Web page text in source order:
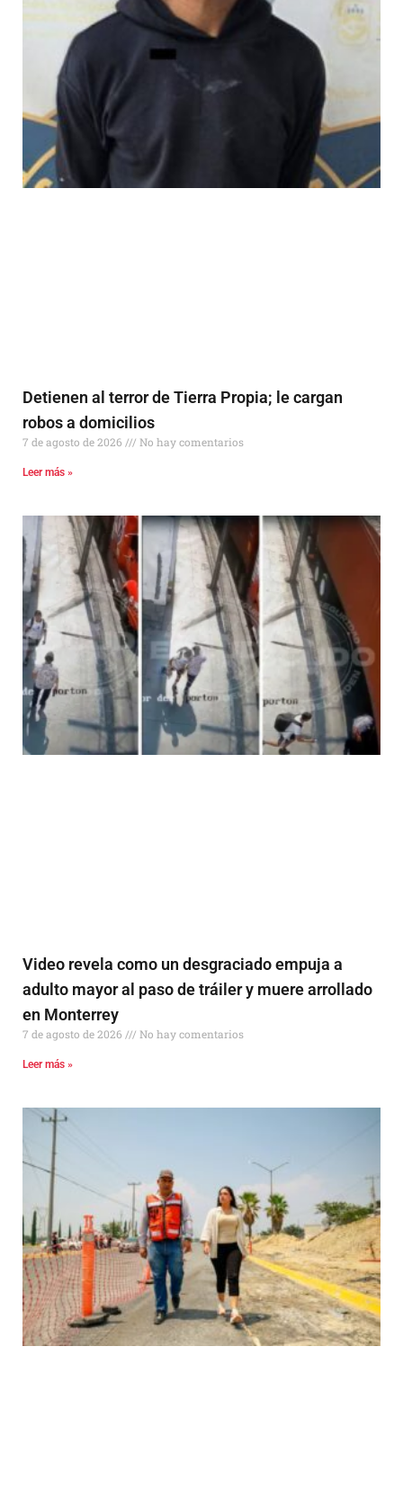
Detienen al terror de Tierra Propia; le cargan
robos a domicilios
7 de agosto de 2026 No hay comentarios
Leer más »
Video revela como un desgraciado empuja a
adulto mayor al paso de tráiler y muere arrollado
en Monterrey
7 de agosto de 2026 No hay comentarios
Leer más »